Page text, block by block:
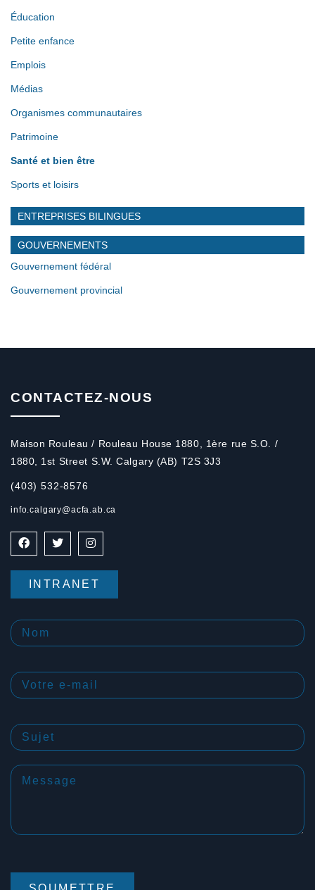
Éducation
Petite enfance
Emplois
Médias
Organismes communautaires
Patrimoine
Santé et bien être
Sports et loisirs
ENTREPRISES BILINGUES
GOUVERNEMENTS
Gouvernement fédéral
Gouvernement provincial
CONTACTEZ-NOUS
Maison Rouleau / Rouleau House 1880, 1ère rue S.O. /
1880, 1st Street S.W. Calgary (AB) T2S 3J3
(403) 532-8576
info.calgary@acfa.ab.ca
INTRANET